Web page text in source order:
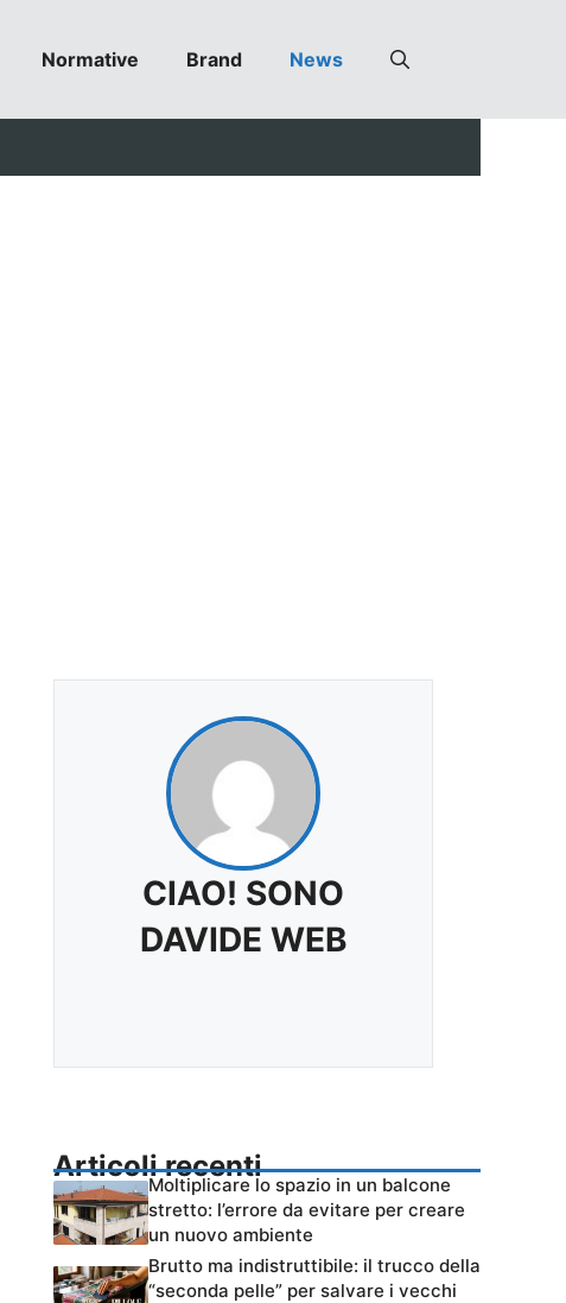
Normative Brand News
CIAO! SONO
DAVIDE WEB
Articoli recenti
Moltiplicare lo spazio in un balcone
stretto: l’errore da evitare per creare
un nuovo ambiente
Brutto ma indistruttibile: il trucco della
“seconda pelle” per salvare i vecchi